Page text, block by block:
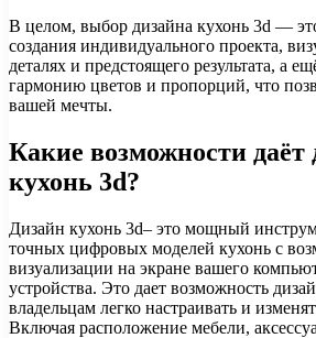
В целом, выбор дизайна кухонь 3d —
создания индивидуального проекта,
деталях и предстоящего результата, а
гармонию цветов и пропорций, что
вашей мечты.
Какие возможности даёт
кухонь 3d?
Дизайн кухонь 3d– это мощный
точных цифровых моделей кухонь с
визуализации на экране вашего
устройства. Это дает возможность
владельцам легко настраивать и
Включая расположение мебели,